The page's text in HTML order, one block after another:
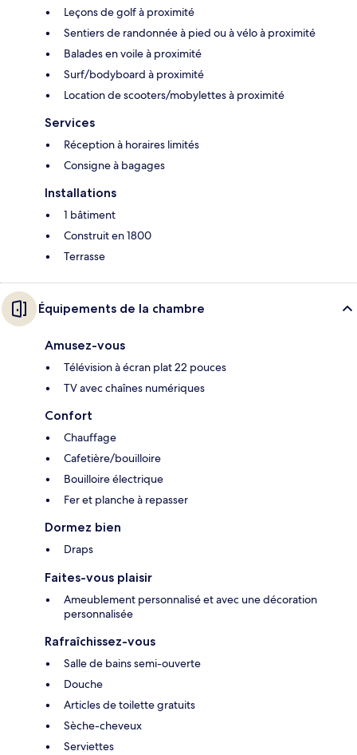
Leçons de golf à proximité
Sentiers de randonnée à pied ou à vélo à proximité
Balades en voile à proximité
Surf/bodyboard à proximité
Location de scooters/mobylettes à proximité
Services
Réception à horaires limités
Consigne à bagages
Installations
1 bâtiment
Construit en 1800
Terrasse
Équipements de la chambre
Amusez-vous
Télévision à écran plat 22 pouces
TV avec chaînes numériques
Confort
Chauffage
Cafetière/bouilloire
Bouilloire électrique
Fer et planche à repasser
Dormez bien
Draps
Faites-vous plaisir
Ameublement personnalisé et avec une décoration
personnalisée
Rafraîchissez-vous
Salle de bains semi-ouverte
Douche
Articles de toilette gratuits
Sèche-cheveux
Serviettes